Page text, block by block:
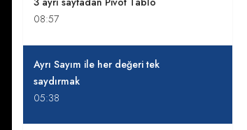
08:57
Ayrı Sayım ile her değeri tek
saydırmak
05:38